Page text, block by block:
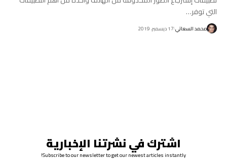
التي توفر…
محمد السعاتي 17 ديسمبر، 2019
اشترك في نشرتنا الإخبارية
Subscribe to our newsletter to get our newest articles instantly!